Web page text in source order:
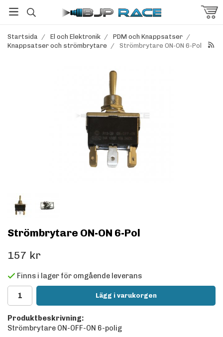
Startsida / El och Elektronik / PDM och Knappsatser /
Knappsatser och strömbrytare / Strömbrytare ON-ON 6-Pol
Strömbrytare ON-ON 6-Pol
157 kr
Finns i lager för omgående leverans
Lägg i varukorgen
Produktbeskrivning:
Strömbrytare ON-OFF-ON 6-polig